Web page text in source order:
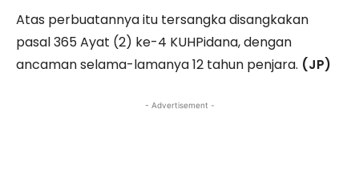
Atas perbuatannya itu tersangka disangkakan
pasal 365 Ayat (2) ke-4 KUHPidana, dengan
ancaman selama-lamanya 12 tahun penjara. (JP)
- Advertisement -